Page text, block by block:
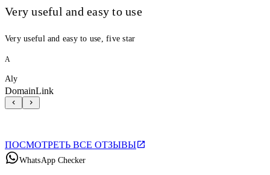
Very useful and easy to use
Very useful and easy to use, five star
A
Aly
DomainLink
ПОСМОТРЕТЬ ВСЕ ОТЗЫВЫ
WhatsApp Checker